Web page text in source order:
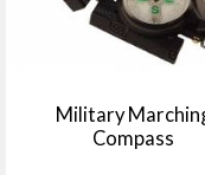
Military
Compass